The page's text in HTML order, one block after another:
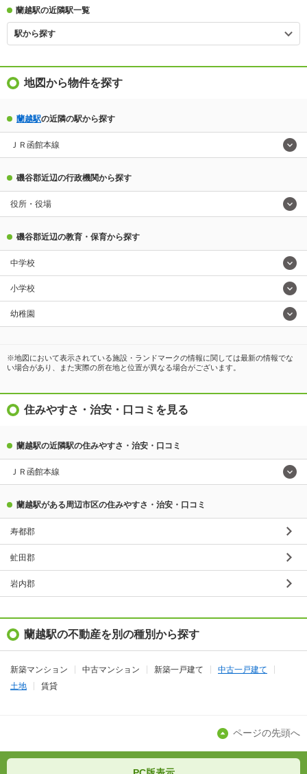
蘭越駅の近隣駅一覧
駅から探す
地図から物件を探す
蘭越駅の近隣の駅から探す
ＪＲ函館本線
磯谷郡近辺の行政機関から探す
役所・役場
磯谷郡近辺の教育・保育から探す
中学校
小学校
幼稚園
※地図において表示されている施設・ランドマークの情報に関しては最新の情報でな
い場合があり、また実際の所在地と位置が異なる場合がございます。
住みやすさ・治安・口コミを見る
蘭越駅の近隣駅の住みやすさ・治安・口コミ
ＪＲ函館本線
蘭越駅がある周辺市区の住みやすさ・治安・口コミ
寿都郡
虻田郡
岩内郡
蘭越駅の不動産を別の種別から探す
新築マンション 中古マンション 新築一戸建て
中古一戸建て
土地
賃貸
ページの先頭へ